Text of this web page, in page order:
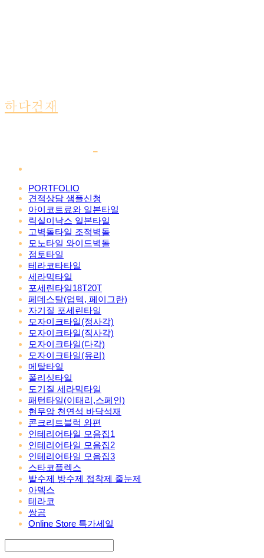
하다건재
PORTFOLIO
견적상담 샘플신청
아이코트료와 일본타일
릭실이낙스 일본타일
고벽돌타일 조적벽돌
모노타일 와이드벽돌
점토타일
테라코타타일
세라믹타일
포세린타일18T20T
페데스탈(업텍, 페이그란)
자기질 포세린타일
모자이크타일(정사각)
모자이크타일(직사각)
모자이크타일(다각)
모자이크타일(유리)
메탈타일
폴리싱타일
도기질 세라믹타일
패턴타일(이태리,스페인)
현무암 천연석 바닥석재
콘크리트블럭 와편
인테리어타일 모음집1
인테리어타일 모음집2
인테리어타일 모음집3
스타코플렉스
발수제 방수제 접착제 줄눈제
아덱스
테라코
쌍곰
Online Store 특가세일